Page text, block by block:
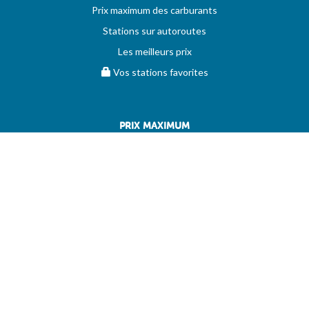
Prix maximum des carburants
Stations sur autoroutes
Les meilleurs prix
Vos stations favorites
PRIX MAXIMUM